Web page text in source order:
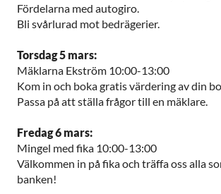
Fördelarna med autogiro.
Bli svårlurad mot bedrägerier.
Torsdag 5 mars:
Mäklarna Ekström 10:00-13:00
Kom in och boka gratis värdering av din
Passa på att ställa frågor till en mäklare.
Fredag 6 mars:
Mingel med fika 10:00-13:00
Välkommen in på fika och träffa oss alla
banken!